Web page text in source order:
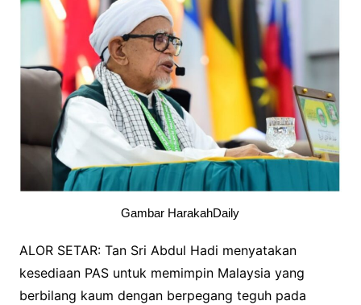
Gambar HarakahDaily
ALOR SETAR: ​Tan Sri Abdul Hadi menyatakan
kesediaan PAS untuk memimpin Malaysia yang
berbilang kaum dengan berpegang teguh pada